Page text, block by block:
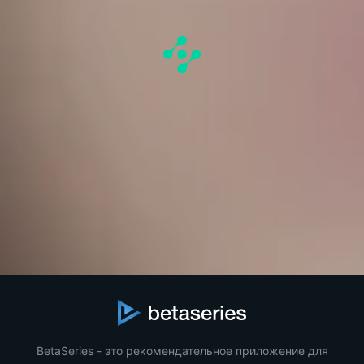
BetaSeries - это рекомендательное приложение для